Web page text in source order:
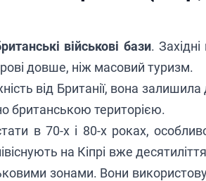
військові бази.
довше, ніж масовий туризм.
від Британії, вона залишила
британською територією.
в 70-х і 80-х роках,
на Кіпрі вже
зонами. Вони